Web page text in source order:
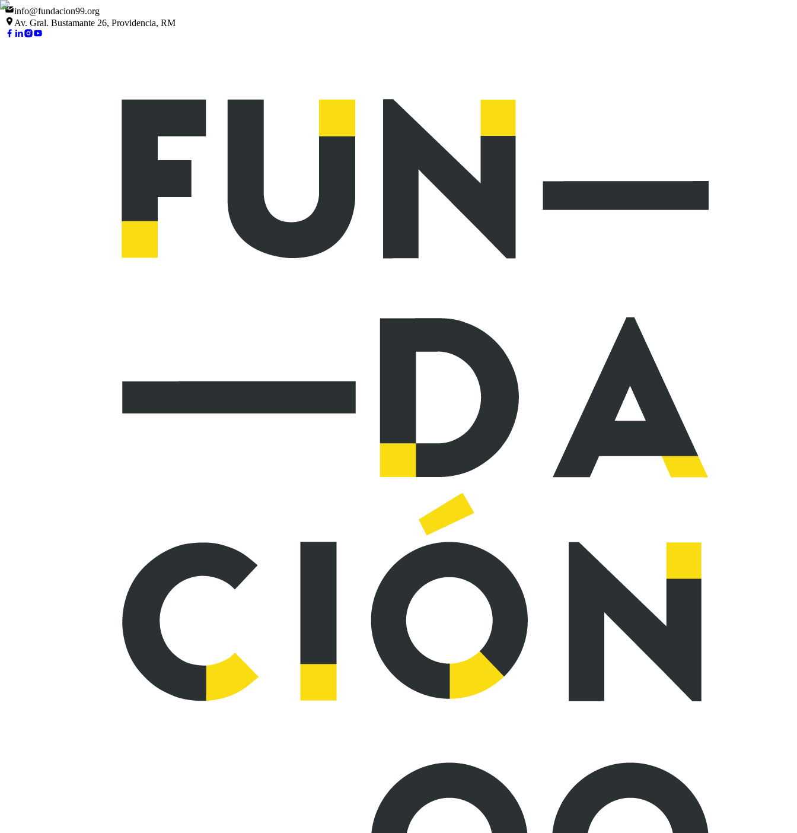
info@fundacion99.org
Av. Gral. Bustamante 26, Providencia, RM